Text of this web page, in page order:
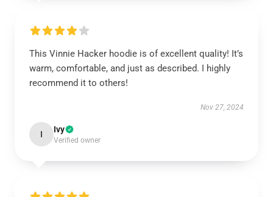
This Vinnie Hacker hoodie is of excellent quality! It’s
warm, comfortable, and just as described. I highly
recommend it to others!
Nov 27, 2024
I Ivy
Verified owner